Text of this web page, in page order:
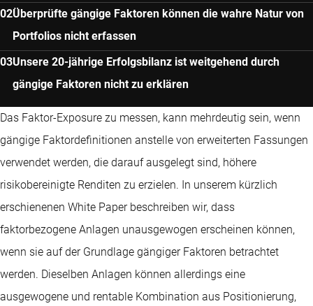
Überprüfte gängige Faktoren können die wahre Natur von
Portfolios nicht erfassen
Unsere 20-jährige Erfolgsbilanz ist weitgehend durch
gängige Faktoren nicht zu erklären
Das Faktor-Exposure zu messen, kann mehrdeutig sein, wenn
gängige Faktordefinitionen anstelle von erweiterten Fassungen
verwendet werden, die darauf ausgelegt sind, höhere
risikobereinigte Renditen zu erzielen. In unserem kürzlich
erschienenen White Paper beschreiben wir, dass
faktorbezogene Anlagen unausgewogen erscheinen können,
wenn sie auf der Grundlage gängiger Faktoren betrachtet
werden. Dieselben Anlagen können allerdings eine
ausgewogene und rentable Kombination aus Positionierung,